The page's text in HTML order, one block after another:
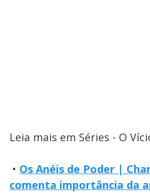
Leia mais em Séries - O
• Os Anéis de Poder |
comenta importância da